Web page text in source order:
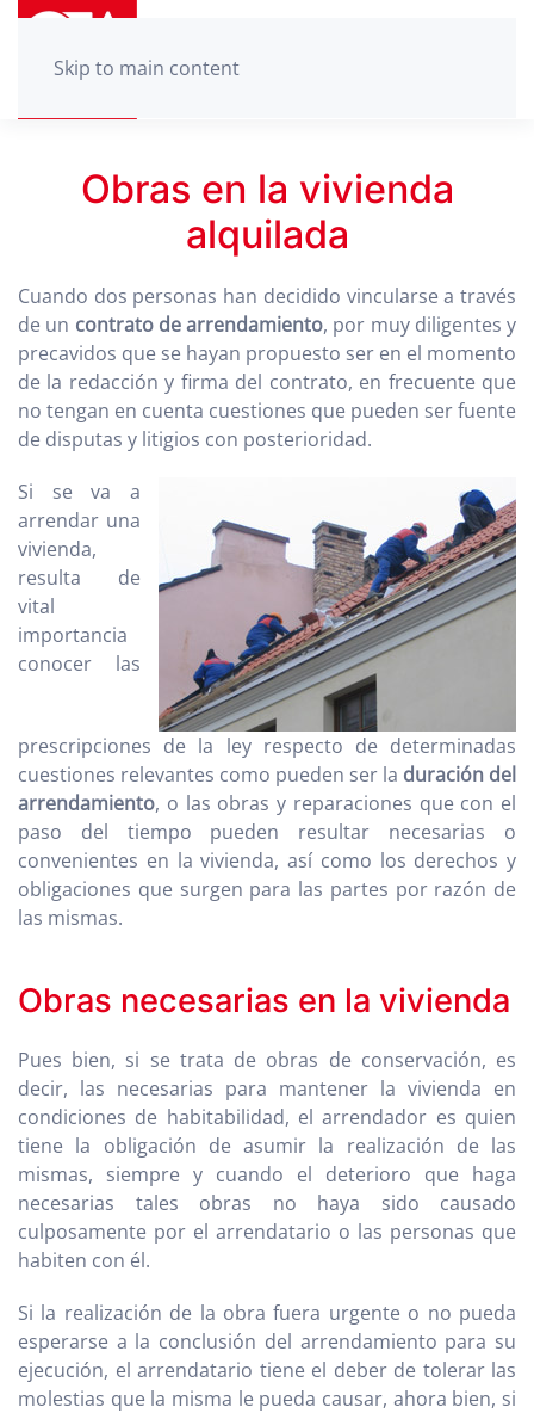
Skip to main content
Obras en la vivienda
alquilada
Cuando dos personas han decidido vincularse a través
de un contrato de arrendamiento, por muy diligentes y
precavidos que se hayan propuesto ser en el momento
de la redacción y firma del contrato, en frecuente que
no tengan en cuenta cuestiones que pueden ser fuente
de disputas y litigios con posterioridad.
Si se va a
arrendar una
vivienda,
resulta de
vital
importancia
conocer las
prescripciones de la ley respecto de determinadas
cuestiones relevantes como pueden ser la duración del
arrendamiento, o las obras y reparaciones que con el
paso del tiempo pueden resultar necesarias o
convenientes en la vivienda, así como los derechos y
obligaciones que surgen para las partes por razón de
las mismas.
Obras necesarias en la vivienda
Pues bien, si se trata de obras de conservación, es
decir, las necesarias para mantener la vivienda en
condiciones de habitabilidad, el arrendador es quien
tiene la obligación de asumir la realización de las
mismas, siempre y cuando el deterioro que haga
necesarias tales obras no haya sido causado
culposamente por el arrendatario o las personas que
habiten con él.
Si la realización de la obra fuera urgente o no pueda
esperarse a la conclusión del arrendamiento para su
ejecución, el arrendatario tiene el deber de tolerar las
molestias que la misma le pueda causar, ahora bien, si